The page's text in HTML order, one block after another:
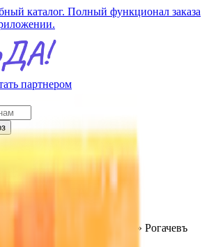
каталог. Полный функционал заказа
партнером
Сыр полутвердый «Гауда» Рогачевъ